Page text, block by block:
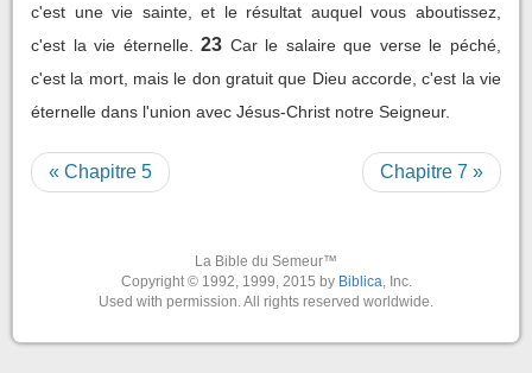
c'est une vie sainte, et le résultat auquel vous aboutissez,
c'est la vie éternelle.
23 Car le salaire que verse le péché,
c'est la mort, mais le don gratuit que Dieu accorde, c'est la vie
éternelle dans l'union avec Jésus-Christ notre Seigneur.
« Chapitre 5 Chapitre 7 »
La Bible du Semeur™
Copyright © 1992, 1999, 2015 by Biblica, Inc.
Used with permission. All rights reserved worldwide.